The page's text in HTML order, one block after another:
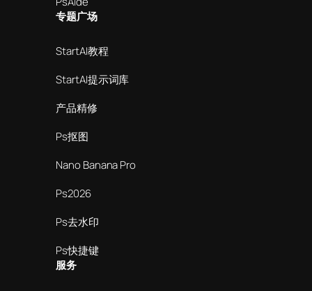
专题广场
StartAI教程
StartAI提示词库
产品精修
Ps抠图
Nano Banana Pro
Ps2026
Ps去水印
Ps快捷键
服务